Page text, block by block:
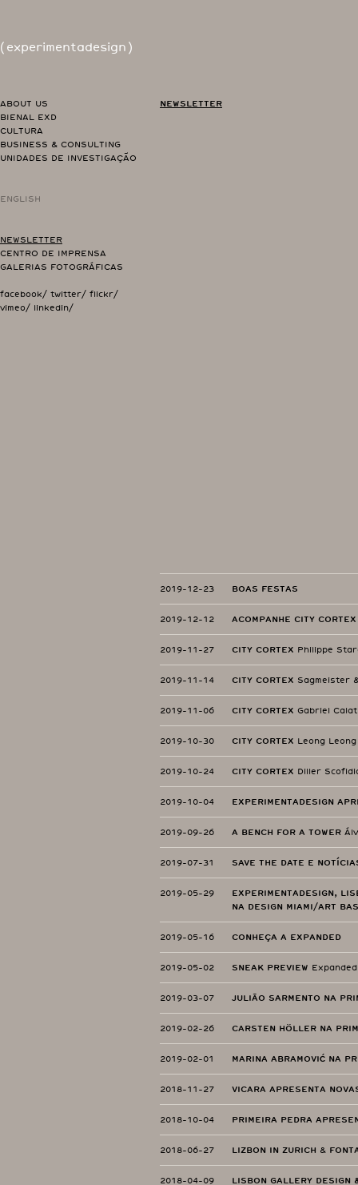
( experimentadesign )
ABOUT US
BIENAL EXD
CULTURA
BUSINESS & CONSULTING
UNIDADES DE INVESTIGAÇÃO
ENGLISH
NEWSLETTER
CENTRO DE IMPRENSA
GALERIAS FOTOGRÁFICAS
facebook/ twitter/ flickr/
vimeo/ linkedin/
NEWSLETTER
2019-12-23 BOAS FESTAS
2019-12-12 ACOMPANHE CITY CORTEX
2019-11-27 CITY CORTEX Philippe
2019-11-14 CITY CORTEX Sagmeister
2019-11-06 CITY CORTEX Gabriel
2019-10-30 CITY CORTEX Leong Leong
2019-10-24 CITY CORTEX Diller
2019-10-04 EXPERIMENTADESIGN
2019-09-26 A BENCH FOR A TOWER
2019-07-31 SAVE THE DATE E
2019-05-29
EXPERIMENTADESIGN,
NA DESIGN MIAMI/ART
2019-05-16 CONHEÇA A EXPANDED
2019-05-02 SNEAK PREVIEW
2019-03-07 JULIÃO SARMENTO NA
2019-02-26 CARSTEN HÖLLER NA
2019-02-01 MARINA ABRAMOVIĆ NA
2018-11-27 VICARA APRESENTA
2018-10-04 PRIMEIRA PEDRA
2018-06-27 LIZBON IN ZURICH &
2018-04-09
LISBON GALLERY DESIGN